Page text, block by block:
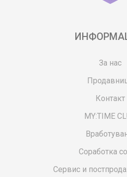
За нас
Контакт
MY:TIME
Соработка
Сервис и